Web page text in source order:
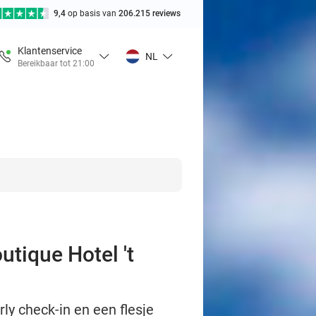
9,4 op basis van 206.215 reviews
Klantenservice
Bereikbaar tot 21:00
NL
Hotel 't
check-in en een flesje